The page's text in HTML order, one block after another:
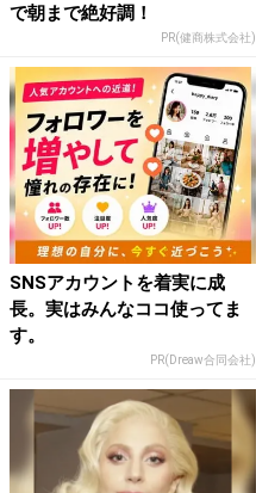
で朝まで絶好調！
PR(健商株式会社)
SNSアカウントを着実に成
長。実はみんなココ使ってま
す。
PR(Dreaw合同会社)